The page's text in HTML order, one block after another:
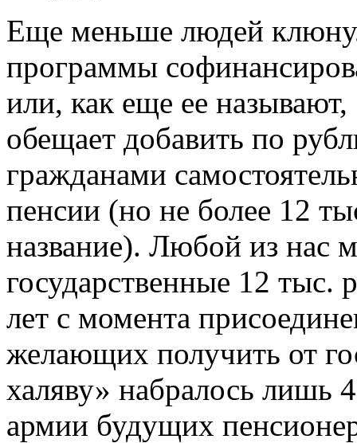
Еще меньше людей
программы
или, как еще ее
обещает добавить по
гражданами
пенсии (но не более 12
название). Любой из нас
государственные 12 тыс.
лет с момента
желающих получить от
халяву» набралось лишь
армии будущих